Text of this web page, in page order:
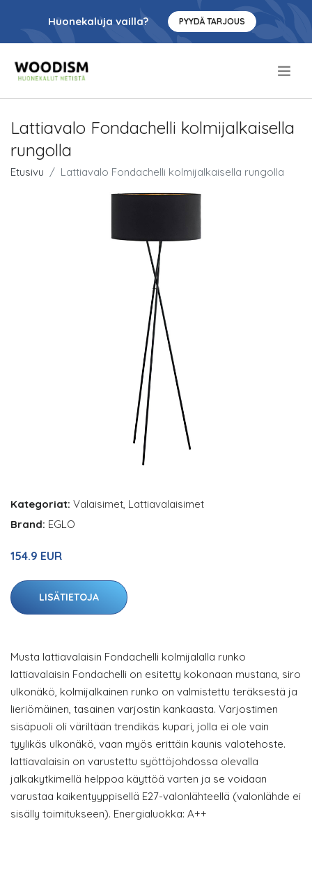
Huonekaluja vailla? PYYDÄ TARJOUS
Lattiavalo Fondachelli kolmijalkaisella
rungolla
Etusivu Lattiavalo Fondachelli kolmijalkaisella rungolla
Kategoriat: Valaisimet, Lattiavalaisimet
Brand: EGLO
154.9 EUR
LISÄTIETOJA
Musta lattiavalaisin Fondachelli kolmijalalla runko
lattiavalaisin Fondachelli on esitetty kokonaan mustana, siro
ulkonäkö, kolmijalkainen runko on valmistettu teräksestä ja
lieriömäinen, tasainen varjostin kankaasta. Varjostimen
sisäpuoli oli väriltään trendikäs kupari, jolla ei ole vain
tyylikäs ulkonäkö, vaan myös erittäin kaunis valotehoste.
lattiavalaisin on varustettu syöttöjohdossa olevalla
jalkakytkimellä helppoa käyttöä varten ja se voidaan
varustaa kaikentyyppisellä E27-valonlähteellä (valonlähde ei
sisälly toimitukseen). Energialuokka: A++